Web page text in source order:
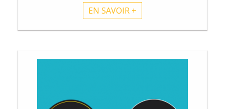
EN SAVOIR +